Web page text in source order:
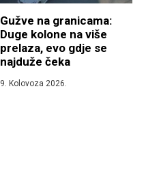
Gužve na granicama:
Duge kolone na više
prelaza, evo gdje se
najduže čeka
9. Kolovoza 2026.